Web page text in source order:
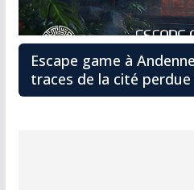
Escape game à
traces de la cité perdue